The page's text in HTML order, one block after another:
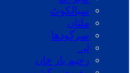
سیالکوٹ
ملتان
سرگودھا
لیہ
رحیم یار خان